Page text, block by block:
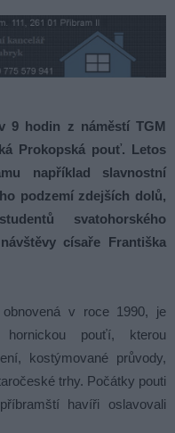
9 hodin z náměstí TGM
Prokopská pouť. Letos
například slavnostní
podzemí zdejších dolů,
svatohorského
císaře Františka
v roce 1990, je
pouťí, kterou
kostýmované průvody,
trhy. Počátky pouti
havíři oslavovali